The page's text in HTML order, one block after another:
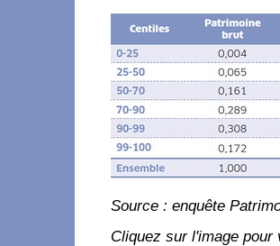
Source : enquête
Cliquez sur l'image pour